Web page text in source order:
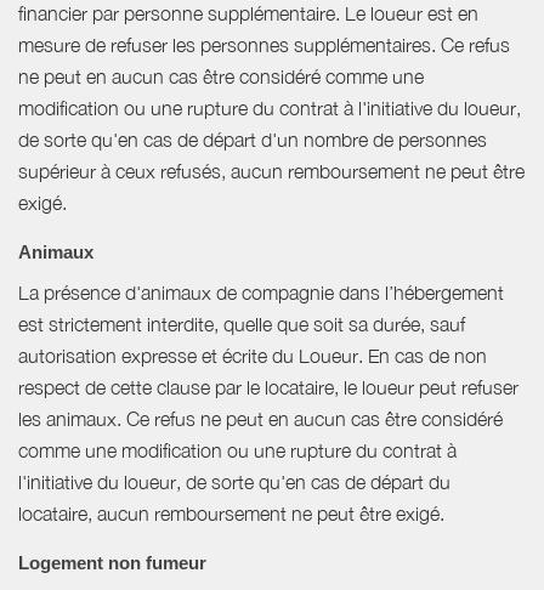
financier par personne supplémentaire. Le loueur est en
mesure de refuser les personnes supplémentaires. Ce refus
ne peut en aucun cas être considéré comme une
modification ou une rupture du contrat à l'initiative du loueur,
de sorte qu'en cas de départ d'un nombre de personnes
supérieur à ceux refusés, aucun remboursement ne peut être
exigé.
Animaux
La présence d'animaux de compagnie dans l’hébergement
est strictement interdite, quelle que soit sa durée, sauf
autorisation expresse et écrite du Loueur. En cas de non
respect de cette clause par le locataire, le loueur peut refuser
les animaux. Ce refus ne peut en aucun cas être considéré
comme une modification ou une rupture du contrat à
l'initiative du loueur, de sorte qu'en cas de départ du
locataire, aucun remboursement ne peut être exigé.
Logement non fumeur